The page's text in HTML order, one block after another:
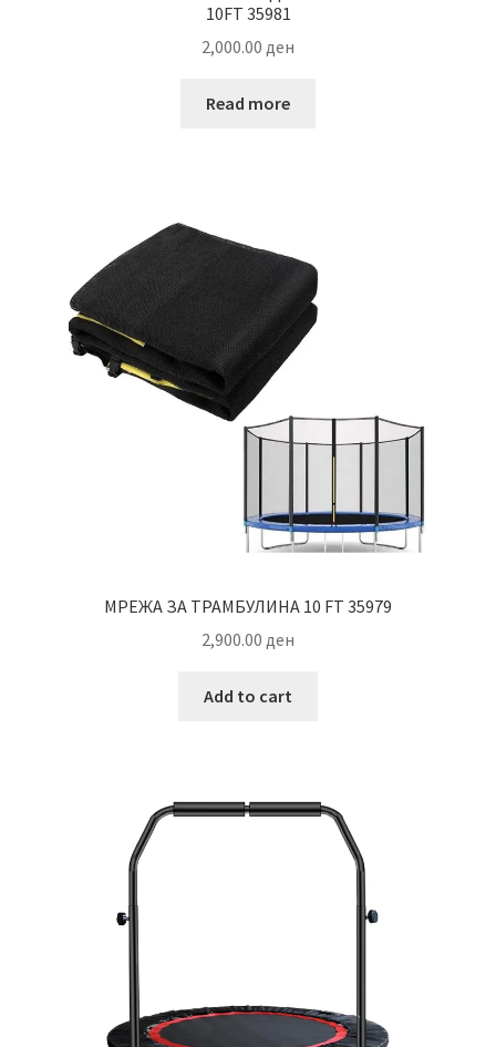
10FT 35981
2,000.00 ден
Read more
МРЕЖА ЗА ТРАМБУЛИНА 10 FT 35979
2,900.00 ден
Add to cart